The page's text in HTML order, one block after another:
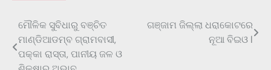
Post
navigation
ମୌଳିକ ସୁବିଧାରୁ ବଞ୍ଚିତ
ମାଣ୍ଡିଆଡମ୍ବ ଗ୍ରାମବାସୀ,
ପକ୍କା ରାସ୍ତା, ପାନୀୟ ଜଳ ଓ
ଗଞ୍ଜାମ ଜିଲ୍ଲା ଧରାକୋଟରେ
ନୂଆ ବିଇଓ l